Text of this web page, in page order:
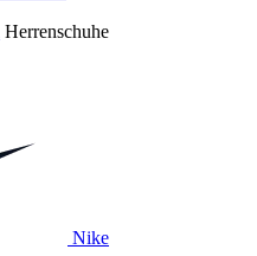
Herrenschuhe
Nike